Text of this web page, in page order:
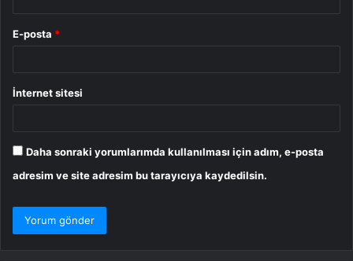
E-posta *
İnternet sitesi
Daha sonraki yorumlarımda kullanılması için adım, e-posta
adresim ve site adresim bu tarayıcıya kaydedilsin.